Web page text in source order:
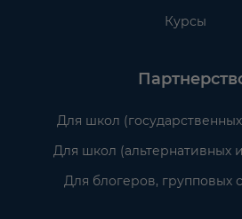
Курсы
Для школ
Для школ (альтернативных
Для блогеров, групповых